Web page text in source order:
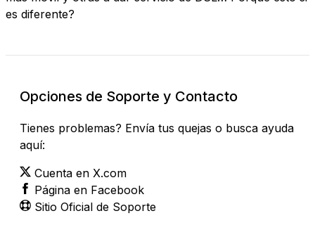
es diferente?
Opciones de Soporte y Contacto
Tienes problemas? Envía tus quejas o busca ayuda
aquí:
Cuenta en X.com
Página en Facebook
Sitio Oficial de Soporte